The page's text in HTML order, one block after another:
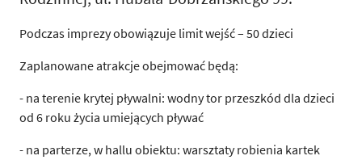
Podczas imprezy obowiązuje limit wejść – 50 dzieci
Zaplanowane atrakcje obejmować będą:
- na terenie krytej pływalni: wodny tor przeszkód dla dzieci
od 6 roku życia umiejących pływać
- na parterze, w hallu obiektu: warsztaty robienia kartek